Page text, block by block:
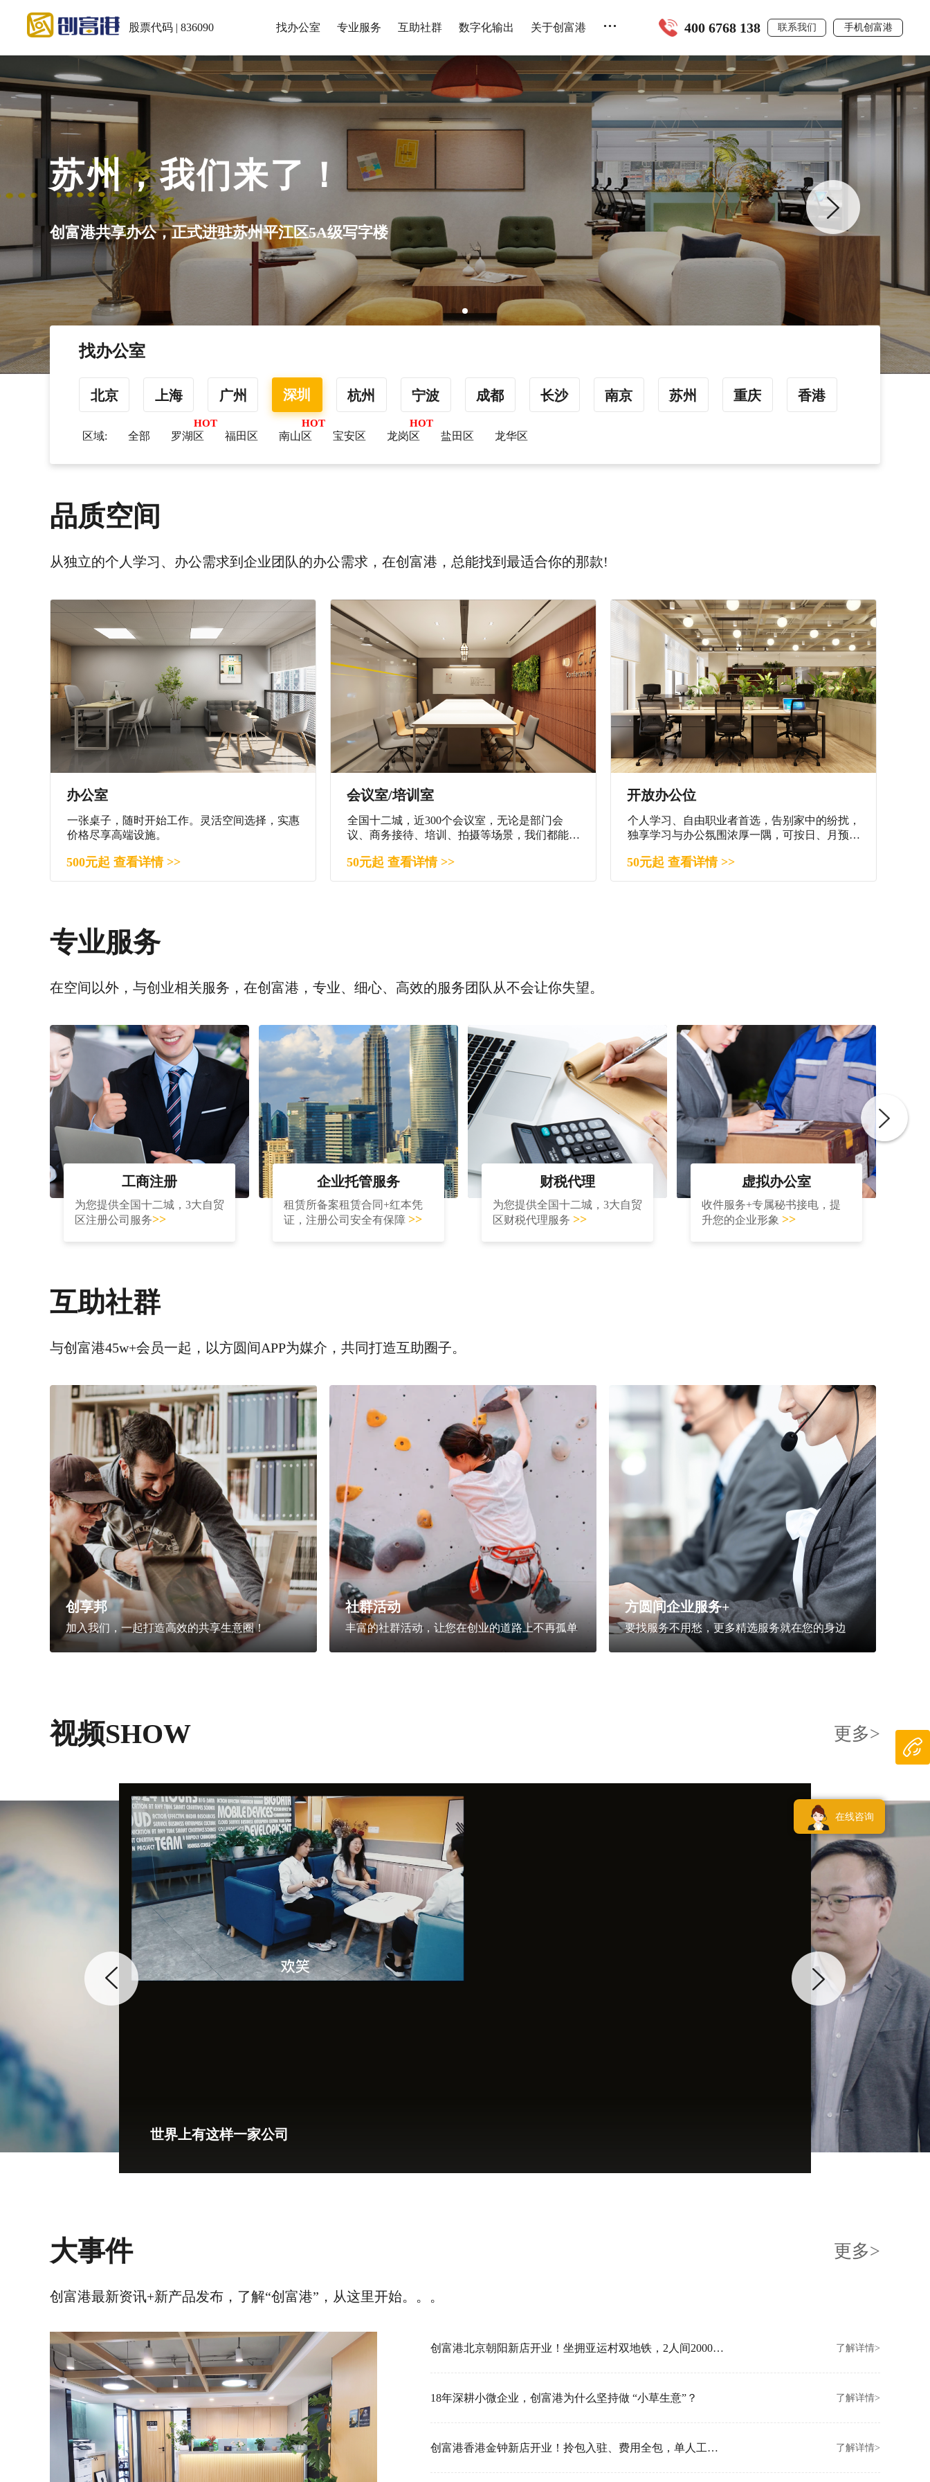
股票代码 | 836090 找办公室 专业服务 互助社群 数字化输出 关于创富港 ... 400 6768 138 联系我们 手机创富港
会议室：5~30人 全国连锁 设备齐全
小程序充值积分再预订享5.5折！
找办公室
北京 上海 广州 深圳 杭州 宁波 成都 长沙 南京 苏州 重庆 香港
区域: 全部 罗湖区 福田区 南山区 宝安区 龙岗区 盐田区 龙华区
品质空间
从独立的个人学习、办公需求到企业团队的办公需求，在创富港，总能找到最适合你的那款!
办公室
一张桌子，随时开始工作。灵活空间选择，实惠
价格尽享高端设施。
500元起 查看详情 >>
会议室/培训室
全国十二城，近300个会议室，无论是部门会
议、商务接待、培训、拍摄等场景，我们都能满
50元起 查看详情 >>
开放办公位
个人学习、自由职业者首选，告别家中的纷扰，
独享学习与办公氛围浓厚一隅，可按日、月预
50元起 查看详情 >>
专业服务
在空间以外，与创业相关服务，在创富港，专业、细心、高效的服务团队从不会让你失望。
工商注册
为您提供全国十二城，3大自贸
区注册公司服务>>
企业托管服务
租赁所备案租赁合同+红本凭
证，注册公司安全有保障 >>
财税代理
为您提供全国十二城，3大自贸
区财税代理服务 >>
虚拟办公室
收件服务+专属秘书接电，提
升您的企业形象 >>
互助社群
与创富港45w+会员一起，以方圆间APP为媒介，共同打造互助圈子。
创享邦
加入我们，一起打造高效的共享生意圈！
社群活动
丰富的社群活动，让您在创业的道路上不再孤单
方圆间企业服务+
要找服务不用愁，更多精选服务就在您的身边
视频SHOW 更多>
世界上有这样一家公司
大事件 更多>
创富港最新资讯+新产品发布，了解“创富港”，从这里开始。。。
创富港北京朝阳新店开业！坐拥亚运村双地铁，2人间2000元/月起 了解详情>
18年深耕小微企业，创富港为什么坚持做 “小草生意”？ 了解详情>
创富港香港金钟新店开业！拎包入驻、费用全包，单人工位3000/月 了解详情>
在线咨询